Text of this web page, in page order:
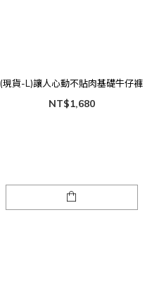
(現貨-L)讓人心動不貼肉基礎牛仔褲
NT$1,680